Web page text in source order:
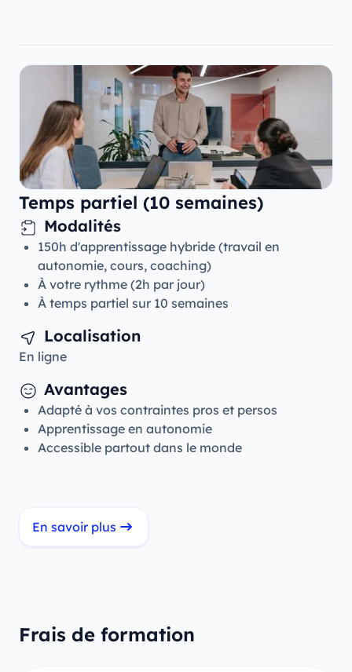
Temps partiel (10 semaines)
Modalités
150h d'apprentissage hybride (travail en
autonomie, cours, coaching)
À votre rythme (2h par jour)
À temps partiel sur 10 semaines
Localisation
En ligne
Avantages
Adapté à vos contraintes pros et persos
Apprentissage en autonomie
Accessible partout dans le monde
En savoir plus
Frais de formation